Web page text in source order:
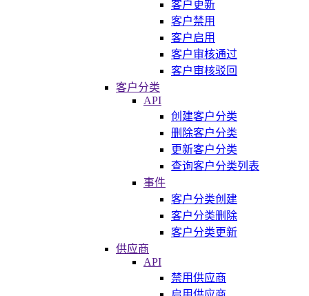
客户更新
客户禁用
客户启用
客户审核通过
客户审核驳回
客户分类
API
创建客户分类
删除客户分类
更新客户分类
查询客户分类列表
事件
客户分类创建
客户分类删除
客户分类更新
供应商
API
禁用供应商